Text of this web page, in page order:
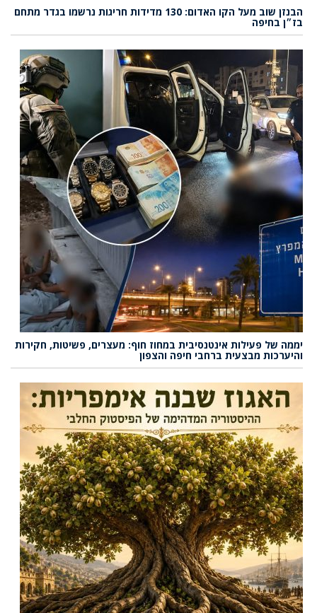
הבנזן שוב מעל הקו האדום: 130 מדידות חריגות נרשמו בגדר מתחם
בז״ן בחיפה
יממה של פעילות אינטנסיבית במחוז חוף: מעצרים, פשיטות, חקירות
והיערכות מבצעית ברחבי חיפה והצפון